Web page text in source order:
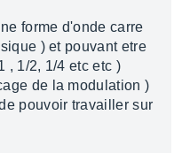
forme d'onde carre
) et pouvant etre
, 1/2, 1/4 etc etc )
de la modulation )
pouvoir travailler sur